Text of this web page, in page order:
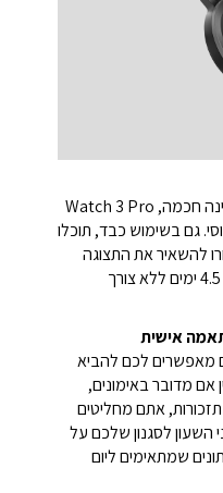
עם יעילות אנרגיה אופטימלית וטעינה חכמה, Watch 3 Pro
טיפוסי. גם בשימוש כבד, תוכלו
תבחרו להשאיר את התצוגה
תמיד פועלת, היא עדיין פועלת עד 4.5 ימים ללא צורך
אישית
מאפשרים לכם להביא
מדובר באימונים,
אתם מחליטים
השעון לסגנון שלכם על
שמתאימים ליום